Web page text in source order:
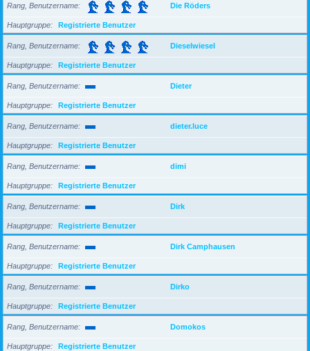
Rang, Benutzername Die Röders
Hauptgruppe Registrierte Benutzer
Rang, Benutzername Dieselwiesel
Hauptgruppe Registrierte Benutzer
Rang, Benutzername Dieter
Hauptgruppe Registrierte Benutzer
Rang, Benutzername dieter.luce
Hauptgruppe Registrierte Benutzer
Rang, Benutzername dimi
Hauptgruppe Registrierte Benutzer
Rang, Benutzername Dirk
Hauptgruppe Registrierte Benutzer
Rang, Benutzername Dirk Camphausen
Hauptgruppe Registrierte Benutzer
Rang, Benutzername Dirko
Hauptgruppe Registrierte Benutzer
Rang, Benutzername Domokos
Hauptgruppe Registrierte Benutzer